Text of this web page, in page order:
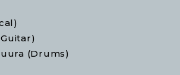
(Drums)